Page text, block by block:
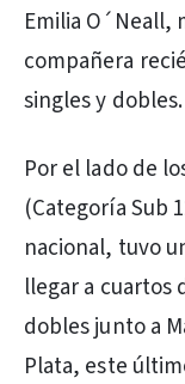
Emilia O´Neall,
compañera
singles y dobles.
Por el lado de
(Categoría Sub
nacional, tuvo
llegar a cuartos
dobles junto a
Plata, este